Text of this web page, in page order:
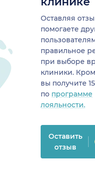
Оставляя
помогаете
правильное
при выборе
клиники.
вы получите
по программе
лояльности.
Оставить
отзыв